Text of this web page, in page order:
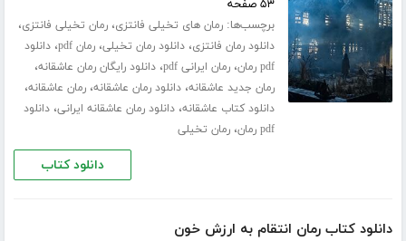
۵۳ صفحه
برچسب‌ها:رمان های تخیلی فانتزی،رمان تخیلی فانتزی،
دانلود رمان فانتزی،دانلود رمان تخیلی،رمان pdf ،دانلود
pdf رمان
،رمان ایرانی pdf ،دانلود رایگان رمان عاشقانه،
رمان جدید عاشقانه،دانلود رمان عاشقانه،رمان عاشقانه،
دانلود کتاب عاشقانه،دانلود رمان عاشقانه ایرانی،دانلود
pdf رمان
،رمان تخیلی
دانلود کتاب
دانلود کتاب رمان انتقام به ارزش خون